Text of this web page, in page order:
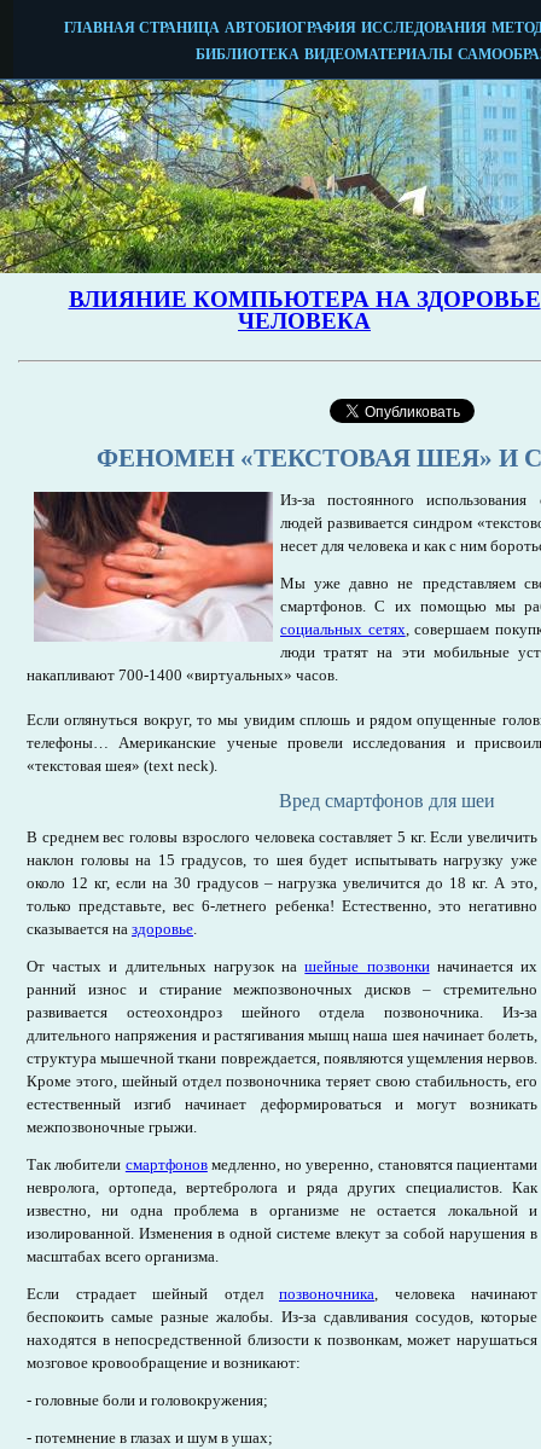
ФЕНОМЕН «ТЕКСТОВАЯ ШЕЯ» И
Из-за постоянного
людей развивается синдром
несет для человека и как с ним
Мы уже давно не представляем
смартфонов. С их помощью мы
социальных сетях, совершаем
люди тратят на эти мобильные
накапливают 700-1400 «виртуальных» часов.
Если оглянуться вокруг, то мы увидим сплошь и рядом опущенные
телефоны… Американские ученые провели исследования и
«текстовая шея» (text neck).
Вред смартфонов для шеи
В среднем вес головы взрослого человека составляет 5 кг. Если увеличить
наклон головы на 15 градусов, то шея будет испытывать нагрузку уже
около 12 кг, если на 30 градусов – нагрузка увеличится до 18 кг. А это,
только представьте, вес 6-летнего ребенка! Естественно, это негативно
сказывается на здоровье.
От частых и длительных нагрузок нашейные позвонкиначинается их
ранний износ и стирание межпозвоночных дисков – стремительно
развивается остеохондроз шейного отдела позвоночника. Из-за
длительного напряжения и растягивания мышц наша шея начинает болеть,
структура мышечной ткани повреждается, появляются ущемления нервов.
Кроме этого, шейный отдел позвоночника теряет свою стабильность, его
естественный изгиб начинает деформироваться и могут возникать
межпозвоночные грыжи.
Так любители смартфоновмедленно, но уверенно, становятся пациентами
невролога, ортопеда, вертебролога и ряда других специалистов. Как
известно, ни одна проблема в организме не остается локальной и
изолированной. Изменения в одной системе влекут за собой нарушения в
масштабах всего организма.
Если страдает шейный отдел позвоночника, человека начинают
беспокоить самые разные жалобы. Из-за сдавливания сосудов, которые
находятся в непосредственной близости к позвонкам, может нарушаться
мозговое кровообращение и возникают:
- головные боли и головокружения;
- потемнение в глазах и шум в ушах;